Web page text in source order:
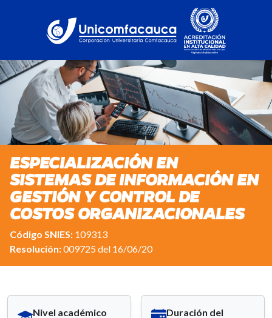
ESPECIALIZACIÓN EN
SISTEMAS DE INFORMACIÓN EN
GESTIÓN Y CONTROL DE
COSTOS ORGANIZACIONALES
Código SNIES: 109313
Resolución:009725 del 16/06/20
Nivel académico
Duración del